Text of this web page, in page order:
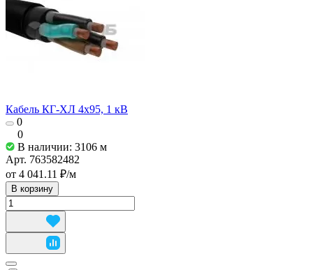
Кабель КГ-ХЛ 4х95, 1 кВ
0
0
В наличии: 3106 м
Арт. 763582482
от 4 041.11 ₽/м
В корзину
Используем cookies для работы и удобства сайта.
Принять все